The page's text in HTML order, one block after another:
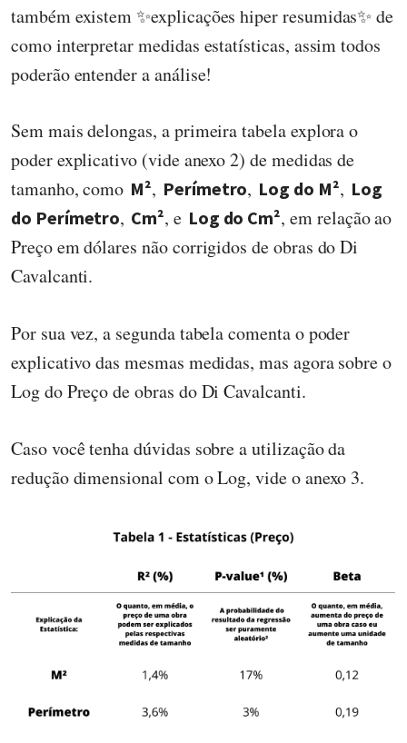
também existem ✨explicações hiper resumidas✨ de
como interpretar medidas estatísticas, assim todos
poderão entender a análise!
Sem mais delongas, a primeira tabela explora o
poder explicativo (vide anexo 2) de medidas de
tamanho, como M², Perímetro, Log do M², Log
do Perímetro, Cm², e Log do Cm², em relação ao
Preço em dólares não corrigidos de obras do Di
Cavalcanti.
Por sua vez, a segunda tabela comenta o poder
explicativo das mesmas medidas, mas agora sobre o
Log do Preço de obras do Di Cavalcanti.
Caso você tenha dúvidas sobre a utilização da
redução dimensional com o Log, vide o anexo 3.